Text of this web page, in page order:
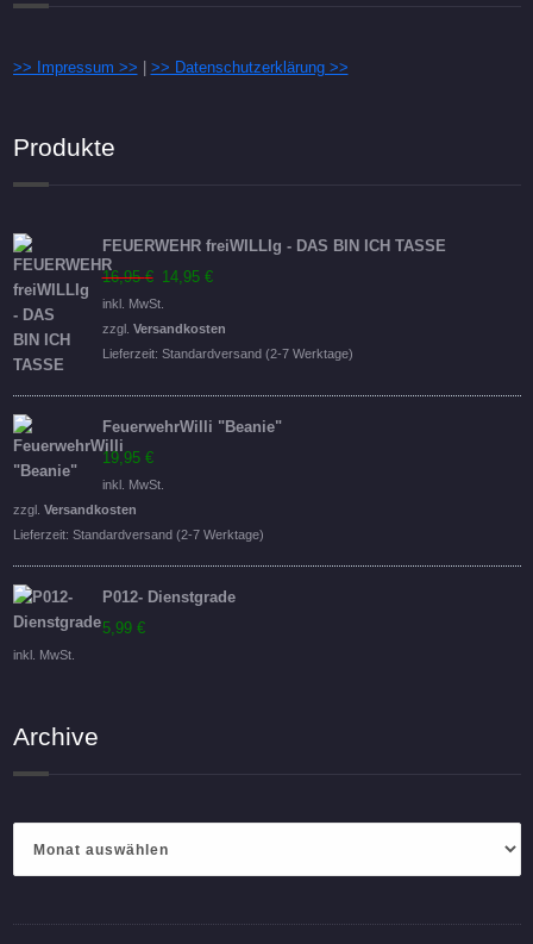
>> Impressum >> >> Datenschutzerklärung >>
Produkte
FEUERWEHR freiWILLIg - DAS BIN ICH TASSE
16,95€ Ursprünglicher
Preis
war:
16,95 €
14,95 €
ist:
14,95 €.
inkl. MwSt.
zzgl. Versandkosten
Lieferzeit: Standardversand (2-7 Werktage)
FeuerwehrWilli "Beanie"
19,95 €
inkl. MwSt.
zzgl. Versandkosten
Lieferzeit: Standardversand (2-7 Werktage)
P012- Dienstgrade
5,99 €
inkl. MwSt.
Archive